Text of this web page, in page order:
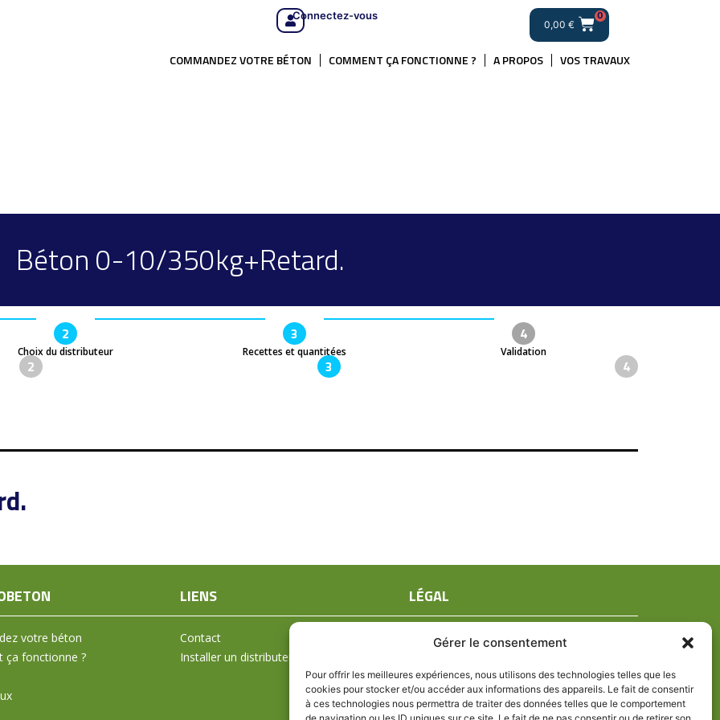
Gérer le consentement
Pour offrir les meilleures expériences, nous utilisons des technologies telles que les
cookies pour stocker et/ou accéder aux informations des appareils. Le fait de consentir
à ces technologies nous permettra de traiter des données telles que le comportement
Connectez-vous
0,00 €
0
COMMANDEZ VOTRE BÉTON COMMENT ÇA FONCTIONNE ? A PROPOS VOS TRAVAUX
Béton 0-10/350kg+Retard.
2
Choix du distributeur
3
Recettes et quantitées
4
Validation
2 3 4
votre béton
ça fonctionne ?
LIENS
Contact
Installer un distributeur
LÉGAL
Mentions légales
Politique de confidentialité
Politique de cookies (UE)